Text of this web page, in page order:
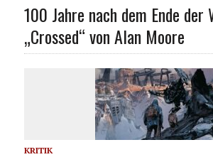
100 Jahre nach dem Ende der
„Crossed“ von Alan Moore
KRITIK